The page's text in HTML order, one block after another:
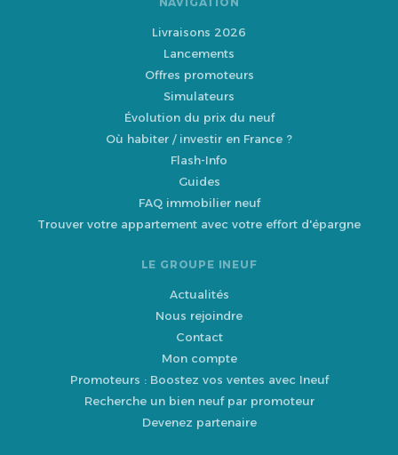
Livraisons 2026
Lancements
Offres promoteurs
Simulateurs
Évolution du prix du neuf
Où habiter / investir en France ?
Flash-Info
Guides
FAQ immobilier neuf
Trouver votre appartement avec votre effort d'épargne
LE GROUPE INEUF
Actualités
Nous rejoindre
Contact
Mon compte
Promoteurs : Boostez vos ventes avec Ineuf
Recherche un bien neuf par promoteur
Devenez partenaire